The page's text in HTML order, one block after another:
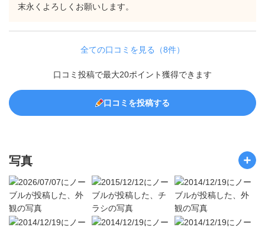
末永くよろしくお願いします。
全ての口コミを見る（8件）
口コミ投稿で最大20ポイント獲得できます
口コミを投稿する
写真